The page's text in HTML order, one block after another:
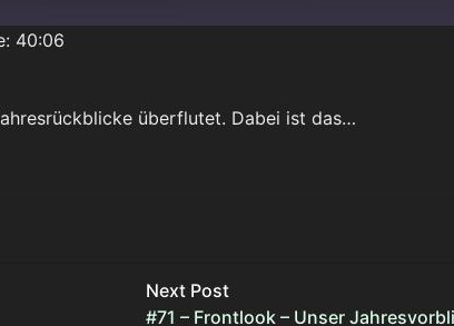
40:06
überflutet. Dabei ist das…
Next Post
#71 – Frontlook – Unser